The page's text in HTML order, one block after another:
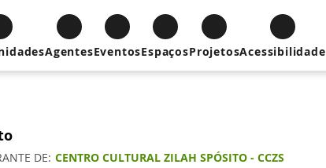
AgentesEventosEspaçosProjetosAcessibilidade
DE CENTRO CULTURAL ZILAH SPÓSITO - CCZS